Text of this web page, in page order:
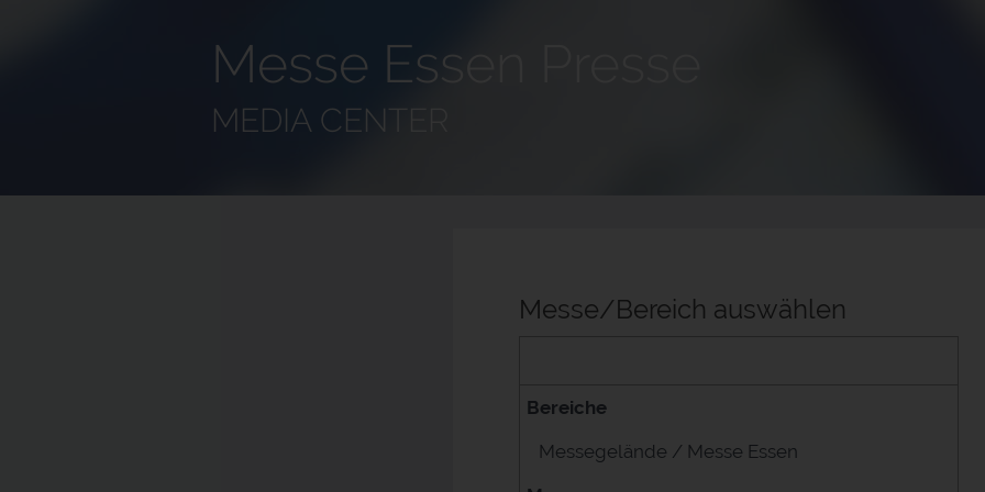
Messe Essen Presse
MEDIA CENTER
Messe/Bereich auswählen
Bereiche
Messegelände / Messe Essen